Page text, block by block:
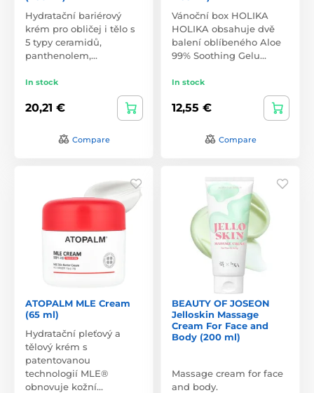
Hydratační bariérový
krém pro obličej i tělo s
5 typy ceramidů,
panthenolem,…
In stock
20,21 €
Compare
Vánoční box HOLIKA
HOLIKA obsahuje dvě
balení oblíbeného Aloe
99% Soothing Gelu…
In stock
12,55 €
Compare
ATOPALM MLE Cream
(65 ml)
Hydratační pleťový a
tělový krém s
patentovanou
technologií MLE®
obnovuje kožní…
BEAUTY OF JOSEON
Jelloskin Massage
Cream For Face and
Body (200 ml)
Massage cream for face
and body.